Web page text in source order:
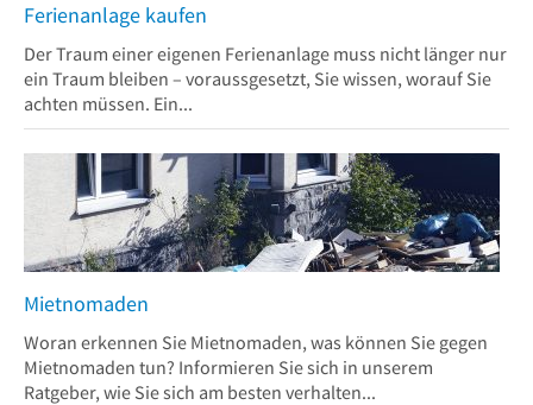
Ferienanlage kaufen
Der Traum einer eigenen Ferienanlage muss nicht länger nur
ein Traum bleiben – voraussgesetzt, Sie wissen, worauf Sie
achten müssen. Ein...
Mietnomaden
Woran erkennen Sie Mietnomaden, was können Sie gegen
Mietnomaden tun? Informieren Sie sich in unserem
Ratgeber, wie Sie sich am besten verhalten...